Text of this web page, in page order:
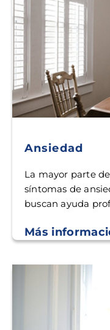
Ansiedad
La mayor parte
síntomas de
buscan ayuda
Más